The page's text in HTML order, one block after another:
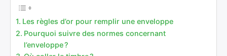
Les règles d’or pour remplir une enveloppe
Pourquoi suivre des normes concernant
l’enveloppe ?